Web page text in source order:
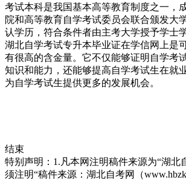
考试本科是我国基本高等教育制度之一，
院和高等教育自学考试委员会联合颁发大
认学历，符合条件者由主考大学授予学士学
湖北自学考试专升本毕业证在学信网上是
有很高的含金量。它不仅能够证明自学考
知识和能力，还能够提高自学考试生在就
为自学考试生提供更多的发展机会。
结束
特别声明：1.凡本网注明稿件来源为“湖北
须注明“稿件来源：湖北自考网（